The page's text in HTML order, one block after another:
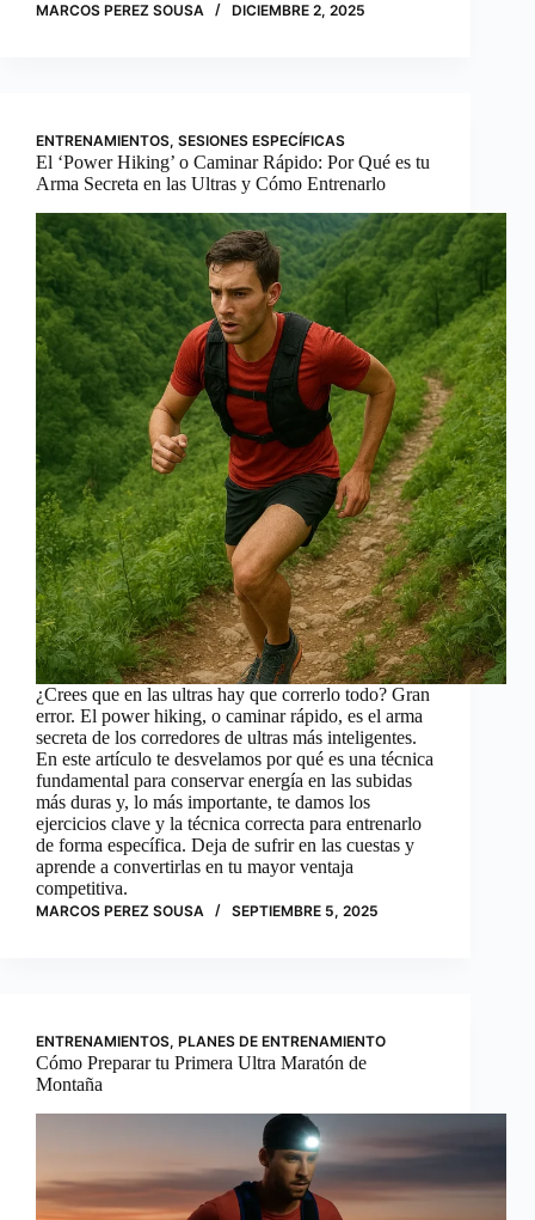
MARCOS PEREZ SOUSA DICIEMBRE 2, 2025
ENTRENAMIENTOS, SESIONES ESPECÍFICAS
El ‘Power Hiking’ o Caminar Rápido: Por Qué es tu
Arma Secreta en las Ultras y Cómo Entrenarlo
¿Crees que en las ultras hay que correrlo todo? Gran
error. El power hiking, o caminar rápido, es el arma
secreta de los corredores de ultras más inteligentes.
En este artículo te desvelamos por qué es una técnica
fundamental para conservar energía en las subidas
más duras y, lo más importante, te damos los
ejercicios clave y la técnica correcta para entrenarlo
de forma específica. Deja de sufrir en las cuestas y
aprende a convertirlas en tu mayor ventaja
competitiva.
MARCOS PEREZ SOUSA SEPTIEMBRE 5, 2025
ENTRENAMIENTOS, PLANES DE ENTRENAMIENTO
Cómo Preparar tu Primera Ultra Maratón de
Montaña